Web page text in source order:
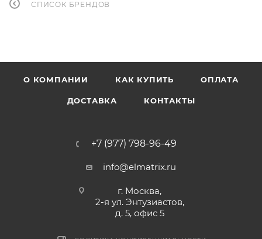
СПИСОК БРЕНДОВ
О КОМПАНИИ КАК КУПИТЬ ОПЛАТА
ДОСТАВКА КОНТАКТЫ
+7 (977) 798-96-49
info@elmatrix.ru
г. Москва,
2-я ул. Энтузиастов,
д. 5, офис 5